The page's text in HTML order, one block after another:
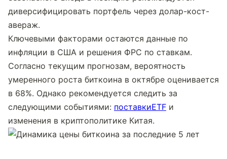
диверсифицировать портфель через долар-кост-
авераж.
Ключевыми факторами остаются данные по
инфляции в США и решения ФРС по ставкам.
Согласно текущим прогнозам, вероятность
умеренного роста биткоина в октябре оценивается
в 68%. Однако рекомендуется следить за
следующими событиями: поставкиETF и
изменения в криптополитике Китая.